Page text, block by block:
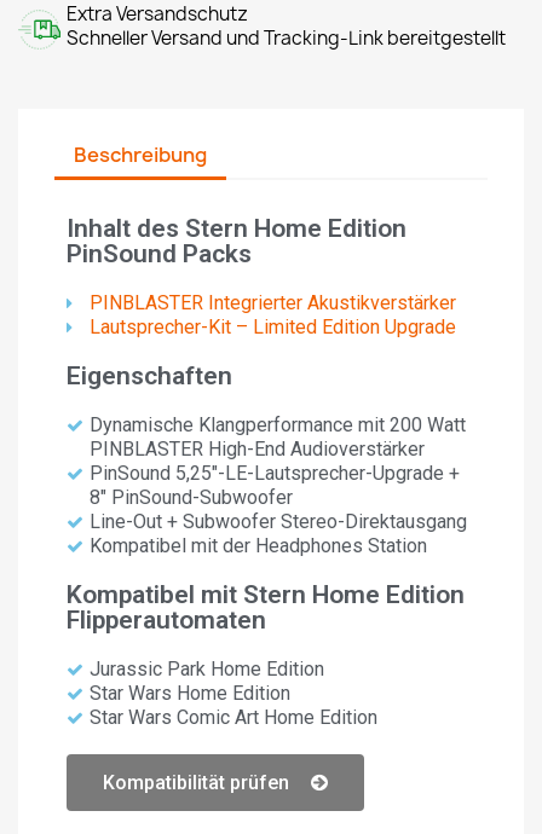
Extra Versandschutz
Schneller Versand und Tracking-Link bereitgestellt
Beschreibung
Inhalt des Stern Home Edition
PinSound Packs
PINBLASTER Integrierter Akustikverstärker
Lautsprecher-Kit – Limited Edition Upgrade
Eigenschaften
Dynamische Klangperformance mit 200 Watt
PINBLASTER High-End Audioverstärker
PinSound 5,25"-LE-Lautsprecher-Upgrade +
8" PinSound-Subwoofer
Line-Out + Subwoofer Stereo-Direktausgang
Kompatibel mit der Headphones Station
Kompatibel mit Stern Home Edition
Flipperautomaten
Jurassic Park Home Edition
Star Wars Home Edition
Star Wars Comic Art Home Edition
Kompatibilität prüfen